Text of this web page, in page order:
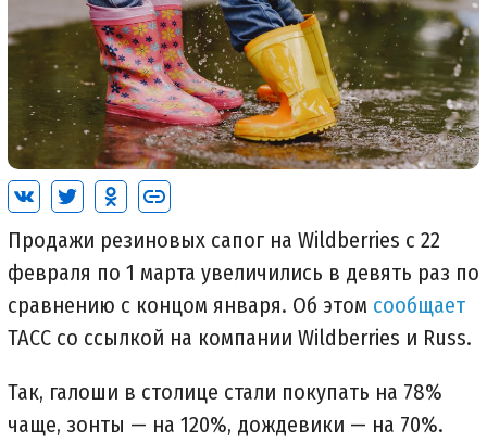
Продажи резиновых сапог на Wildberries с 22
февраля по 1 марта увеличились в девять раз по
сравнению с концом января. Об этом сообщает
ТАСС со ссылкой на компании Wildberries и Russ.
Так, галоши в столице стали покупать на 78%
чаще, зонты — на 120%, дождевики — на 70%.